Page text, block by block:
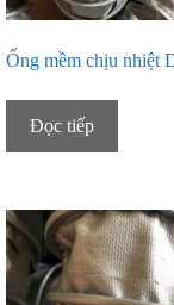
Ống mềm chịu nhiệt
Đọc tiếp